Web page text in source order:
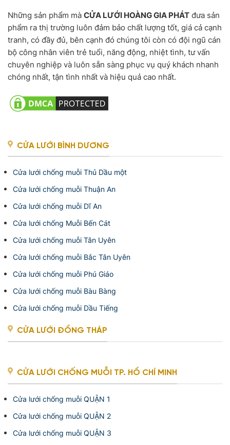
Những sản phẩm mà CỬA LƯỚI HOÀNG GIA PHÁT đưa sản
phẩm ra thị trường luôn đảm bảo chất lượng tốt, giá cả cạnh
tranh, có đầy đủ, bên cạnh đó chúng tôi còn có đội ngũ cán
bộ công nhân viên trẻ tuổi, năng động, nhiệt tình, tư vấn
chuyên nghiệp và luôn sẵn sàng phục vụ quý khách nhanh
chóng nhất, tận tình nhất và hiệu quả cao nhất.
CỬA LƯỚI BÌNH DƯƠNG
Cửa lưới chống muỗi Thủ Dầu một
Cửa lưới chống muỗi Thuận An
Cửa lưới chống muỗi Dĩ An
Cửa lưới chống Muỗi Bến Cát
Cửa lưới chống muỗi Tân Uyên
Cửa lưới chống muỗi Bắc Tân Uyên
Cửa lưới chống muỗi Phú Giáo
Cửa lưới chống muỗi Bàu Bàng
Cửa lưới chống muỗi Dầu Tiếng
CỬA LƯỚI ĐỒNG THÁP
CỬA LƯỚI CHỐNG MUỖI TP. HỒ CHÍ MINH
Cửa lưới chống muỗi QUẬN 1
Cửa lưới chống muỗi QUẬN 2
Cửa lưới chống muỗi QUẬN 3